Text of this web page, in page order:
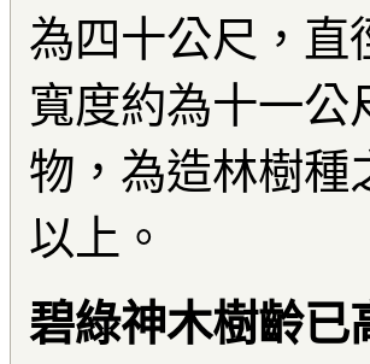
為四十公尺，
寬度約為十一公
物，為造林樹種
以上。
碧綠神木樹齡已